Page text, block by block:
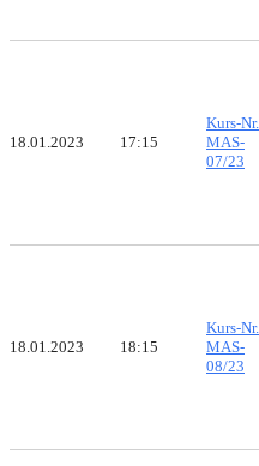
18.01.2023 17:15
Kurs-Nr.
MAS-
07/23
18.01.2023 18:15
Kurs-Nr.
MAS-
08/23